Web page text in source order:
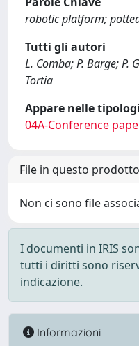
robotic platform;
Tutti gli autori
L. Comba; P. Barge; P.
Tortia
Appare nelle
04A-Conference
File in questo
Non ci sono file
I documenti in IRIS
tutti i diritti sono
indicazione.
Informazioni